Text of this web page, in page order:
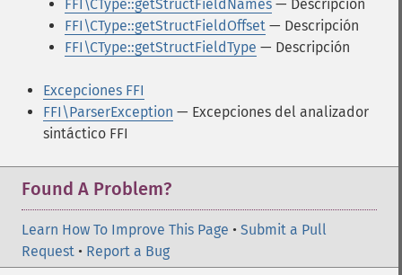
FFI\CType::getStructFieldNames — Descripción
FFI\CType::getStructFieldOffset — Descripción
FFI\CType::getStructFieldType — Descripción
Excepciones FFI
FFI\ParserException — Excepciones del analizador
sintáctico FFI
Found A Problem?
Learn How To Improve This Page • Submit a Pull
Request • Report a Bug